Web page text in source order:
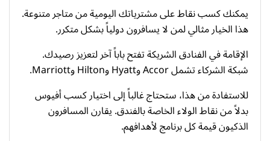
يمكنك كسب نقاط على مشترياتك اليومية من متاجر متنوعة.
هذا الخيار مثالي لمن لا يسافرون دولياً بشكل متكرر.
الإقامة في الفنادق الشريكة تفتح باباً آخر لتعزيز رصيدك.
شبكة الشركاء تشمل Accor وHyatt وHilton وMarriott.
للاستفادة من هذا، ستحتاج غالباً إلى اختيار كسب أفيوس
بدلاً من نقاط الولاء الخاصة بالفندق. يقارن المسافرون
الذكيون قيمة كل برنامج لأهدافهم.